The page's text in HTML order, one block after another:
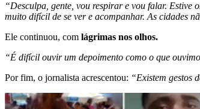
“Desculpa, gente, vou respirar e vou falar. Estive
muito difícil de se ver e acompanhar. As cidades
Ele continuou, com lágrimas nos olhos.
“É difícil ouvir um depoimento como o que
Por fim, o jornalista acrescentou: “Existem gestos